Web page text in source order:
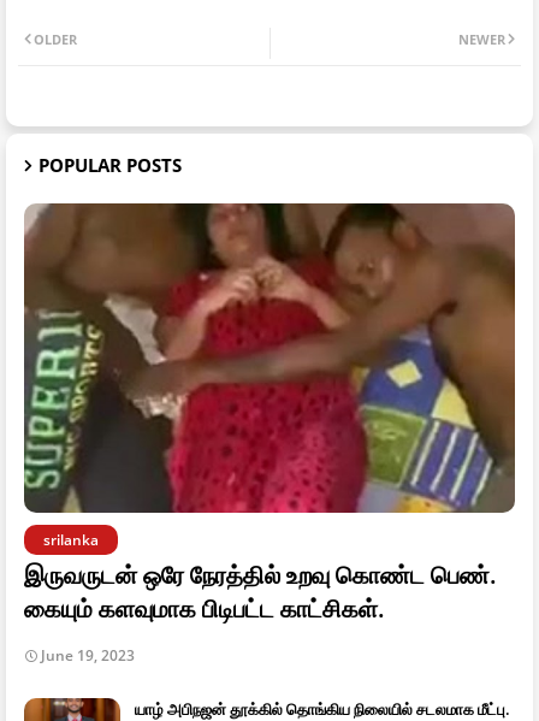
NEWER
OLDER
POPULAR POSTS
srilanka
இருவருடன் ஒரே நேரத்தில் உறவு கொண்ட பெண்.
கையும் களவுமாக பிடிபட்ட காட்சிகள்.
June 19, 2023
யாழ் அபிநஜன் தூக்கில் தொங்கிய நிலையில் சடலமாக மீட்பு.